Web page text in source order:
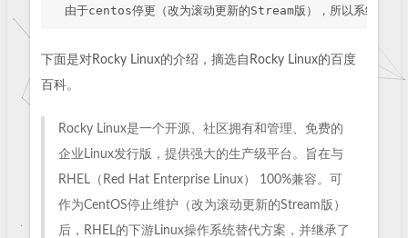
下面是对Rocky Linux的介绍，摘选自Rocky Linux的百度
百科。
Rocky Linux是一个开源、社区拥有和管理、免费的
企业Linux发行版，提供强大的生产级平台。旨在与
RHEL（Red Hat Enterprise Linux） 100%兼容。可
作为CentOS停止维护（改为滚动更新的Stream版）
后，RHEL的下游Linux操作系统替代方案，并继承了